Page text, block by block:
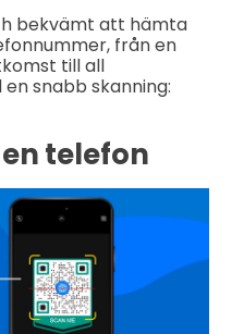
bekvämt att hämta
från en
till all
snabb skanning:
telefon